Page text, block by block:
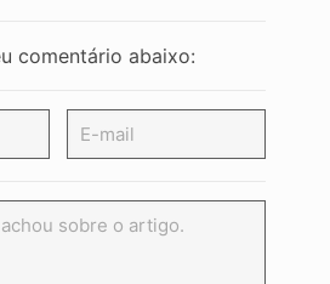
comentário abaixo: